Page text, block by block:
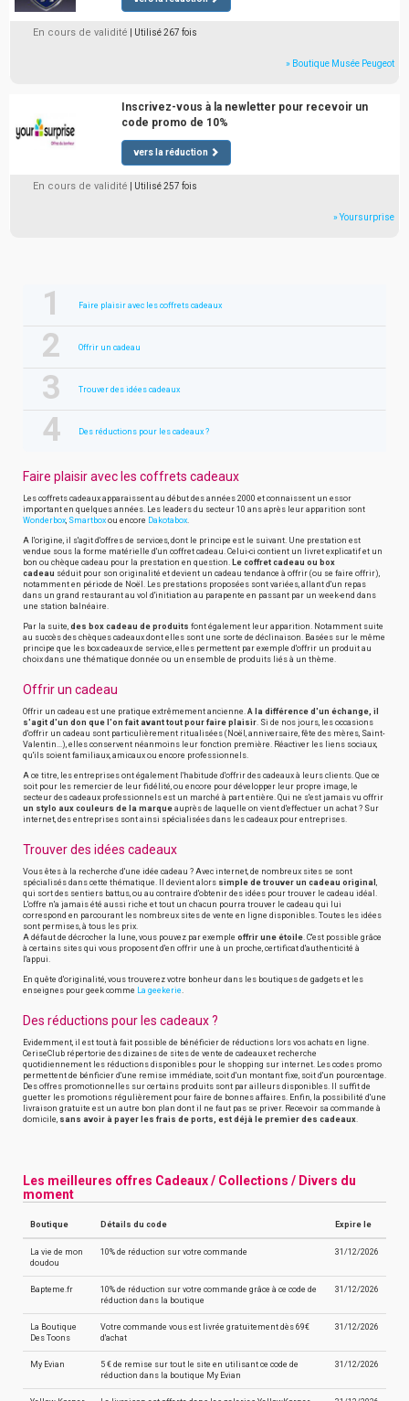
En cours de validité | Utilisé 267 fois
» Boutique Musée Peugeot
Inscrivez-vous à la newletter pour recevoir un
code promo de 10%
vers la réduction
En cours de validité | Utilisé 257 fois
» Yoursurprise
Faire plaisir avec les coffrets cadeaux
Offrir un cadeau
Trouver des idées cadeaux
Des réductions pour les cadeaux ?
Faire plaisir avec les coffrets cadeaux
Les coffrets cadeaux apparaissent au début des années 2000 et connaissent un essor
important en quelques années. Les leaders du secteur 10 ans après leur apparition sont
Wonderbox, Smartbox ou encore Dakotabox.
A l'origine, il s'agit d'offres de services, dont le principe est le suivant. Une prestation est
vendue sous la forme matérielle d'un coffret cadeau. Celui-ci contient un livret explicatif et un
bon ou chèque cadeau pour la prestation en question. Le coffret cadeau ou box
cadeau séduit pour son originalité et devient un cadeau tendance à offrir (ou se faire offrir),
notamment en période de Noël. Les prestations proposées sont variées, allant d'un repas
dans un grand restaurant au vol d'initiation au parapente en passant par un week-end dans
une station balnéaire.
Par la suite, des box cadeau de produits font également leur apparition. Notamment suite
au succès des chèques cadeaux dont elles sont une sorte de déclinaison. Basées sur le même
principe que les box cadeaux de service, elles permettent par exemple d'offrir un produit au
choix dans une thématique donnée ou un ensemble de produits liés à un thème.
Offrir un cadeau
Offrir un cadeau est une pratique extrêmement ancienne. A la différence d'un échange, il
s'agit d'un don que l'on fait avant tout pour faire plaisir. Si de nos jours, les occasions
d'offrir un cadeau sont particulièrement ritualisées (Noël, anniversaire, fête des mères, Saint-
Valentin...), elles conservent néanmoins leur fonction première. Réactiver les liens sociaux,
qu'ils soient familiaux, amicaux ou encore professionnels.
A ce titre, les entreprises ont également l'habitude d'offrir des cadeaux à leurs clients. Que ce
soit pour les remercier de leur fidélité, ou encore pour développer leur propre image, le
secteur des cadeaux professionnels est un marché à part entière. Qui ne s'est jamais vu offrir
un stylo aux couleurs de la marque auprès de laquelle on vient d'effectuer un achat ? Sur
internet, des entreprises sont ainsi spécialisées dans les cadeaux pour entreprises.
Trouver des idées cadeaux
Vous êtes à la recherche d'une idée cadeau ? Avec internet, de nombreux sites se sont
spécialisés dans cette thématique. Il devient alors simple de trouver un cadeau original ,
qui sort des sentiers battus, ou au contraire d'obtenir des idées pour trouver le cadeau idéal.
L'offre n'a jamais été aussi riche et tout un chacun pourra trouver le cadeau qui lui
correspond en parcourant les nombreux sites de vente en ligne disponibles. Toutes les idées
sont permises, à tous les prix.
A défaut de décrocher la lune, vous pouvez par exemple offrir une étoile. C'est possible grâce
à certains sites qui vous proposent d'en offrir une à un proche, certificat d'authenticité à
l'appui.
En quête d'originalité, vous trouverez votre bonheur dans les boutiques de gadgets et les
enseignes pour geek comme La geekerie.
Des réductions pour les cadeaux ?
Evidemment, il est tout à fait possible de bénéficier de réductions lors vos achats en ligne.
CeriseClub répertorie des dizaines de sites de vente de cadeaux et recherche
quotidiennement les réductions disponibles pour le shopping sur internet. Les codes promo
permettent de bénficier d'une remise immédiate, soit d'un montant fixe, soit d'un pourcentage.
Des offres promotionnelles sur certains produits sont par ailleurs disponibles. Il suffit de
guetter les promotions régulièrement pour faire de bonnes affaires. Enfin, la possibilité d'une
livraison gratuite est un autre bon plan dont il ne faut pas se priver. Recevoir sa commande à
domicile, sans avoir à payer les frais de ports, est déjà le premier des cadeaux.
Les meilleures offres Cadeaux / Collections / Divers du
moment
Boutique Détails du code Expire le
La vie de mon
doudou
10% de réduction sur votre commande 31/12/2026
Bapteme.fr
10% de réduction sur votre commande grâce à ce code de
réduction dans la boutique
31/12/2026
La Boutique
Des Toons
Votre commande vous est livrée gratuitement dès 69€
d'achat
31/12/2026
My Evian
5 € de remise sur tout le site en utilisant ce code de
réduction dans la boutique My Evian
31/12/2026